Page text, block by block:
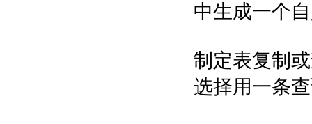
中生成一个
制定表复制
选择用一条